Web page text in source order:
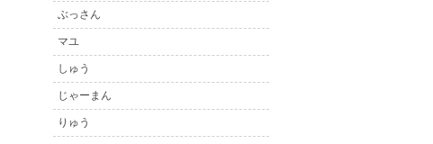
ぶっさん
マユ
しゅう
じゃーまん
りゅう